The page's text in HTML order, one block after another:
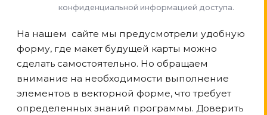
конфиденциальной информацией доступа.
На нашем сайте мы предусмотрели удобную
форму, где макет будущей карты можно
сделать самостоятельно. Но обращаем
внимание на необходимости выполнение
элементов в векторной форме, что требует
определенных знаний программы. Доверить